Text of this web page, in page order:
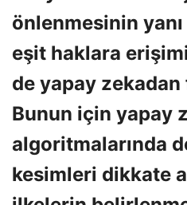
önlenmesinin yanı
eşit haklara
de yapay
Bunun için yapay
algoritmalarında
kesimleri dikkate